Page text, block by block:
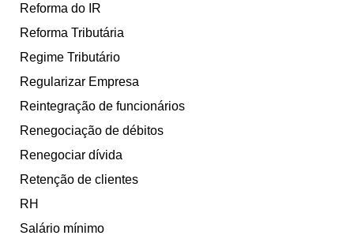
Reforma do IR
Reforma Tributária
Regime Tributário
Regularizar Empresa
Reintegração de funcionários
Renegociação de débitos
Renegociar dívida
Retenção de clientes
RH
Salário mínimo